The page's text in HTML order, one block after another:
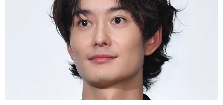
長径約14センチ、短径約9センチ。なかなかのサイズのヒクイドリの卵。
よく見ると模様があって、ざらっとした質感が分かりますね（画像提
供：東武動物公園）